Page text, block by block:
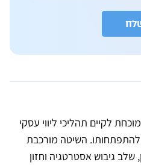
r
i
v
e
לקיים תהליכי ליווי עסקי
השיטה מורכבת
גיבוש אסטרטגיה וחזון